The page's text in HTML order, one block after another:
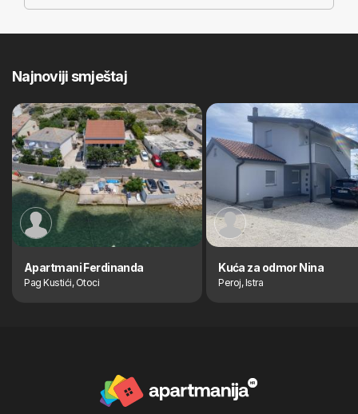
Najnoviji smještaj
Apartmani Ferdinanda
Pag Kustići, Otoci
Kuća za odmor Nina
Peroj, Istra